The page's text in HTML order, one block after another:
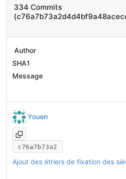
334 Commits
Author
SHA1
Message
Youen
c76a7b73a2
Ajout des étriers de fixation des